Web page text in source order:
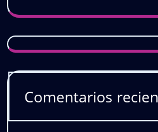
Comentarios